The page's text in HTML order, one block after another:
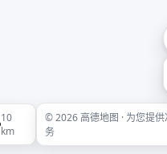
10
km
© 2026 高德地图 · 为您提
务